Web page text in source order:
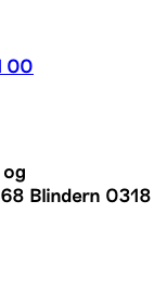
00
Blindern 0318